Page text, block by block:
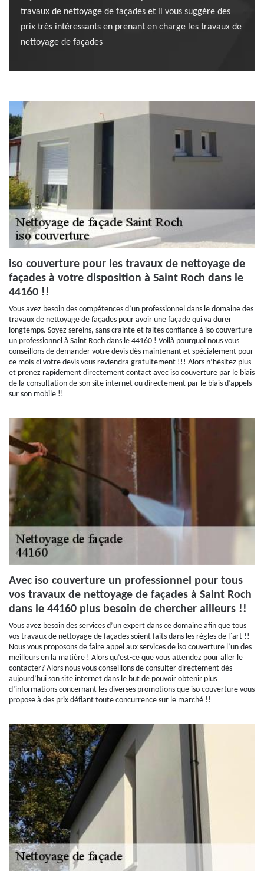
travaux de nettoyage de façades et il vous suggère des
prix très intéressants en prenant en charge les travaux de
nettoyage de façades
iso couverture pour les travaux de nettoyage de
façades à votre disposition à Saint Roch dans le
44160 !!
Vous avez besoin des compétences d’un professionnel dans le domaine des
travaux de nettoyage de façades pour avoir une façade qui va durer
longtemps. Soyez sereins, sans crainte et faites confiance à iso couverture
un professionnel à Saint Roch dans le 44160 ! Voilà pourquoi nous vous
conseillons de demander votre devis dès maintenant et spécialement pour
ce mois-ci votre devis vous reviendra gratuitement !!! Alors n’hésitez plus
et prenez rapidement directement contact avec iso couverture par le biais
de la consultation de son site internet ou directement par le biais d’appels
sur son mobile !!
Avec iso couverture un professionnel pour tous
vos travaux de nettoyage de façades à Saint Roch
dans le 44160 plus besoin de chercher ailleurs !!
Vous avez besoin des services d’un expert dans ce domaine afin que tous
vos travaux de nettoyage de façades soient faits dans les règles de l`art !!
Nous vous proposons de faire appel aux services de iso couverture l’un des
meilleurs en la matière ! Alors qu’est-ce que vous attendez pour aller le
contacter? Alors nous vous conseillons de consulter directement dès
aujourd’hui son site internet dans le but de pouvoir obtenir plus
d’informations concernant les diverses promotions que iso couverture vous
propose à des prix défiant toute concurrence sur le marché !!